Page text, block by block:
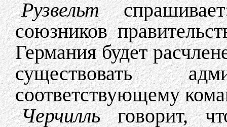
Рузвельт
союзников
Германия будет
существовать
соответствующему
Черчилльговорит,